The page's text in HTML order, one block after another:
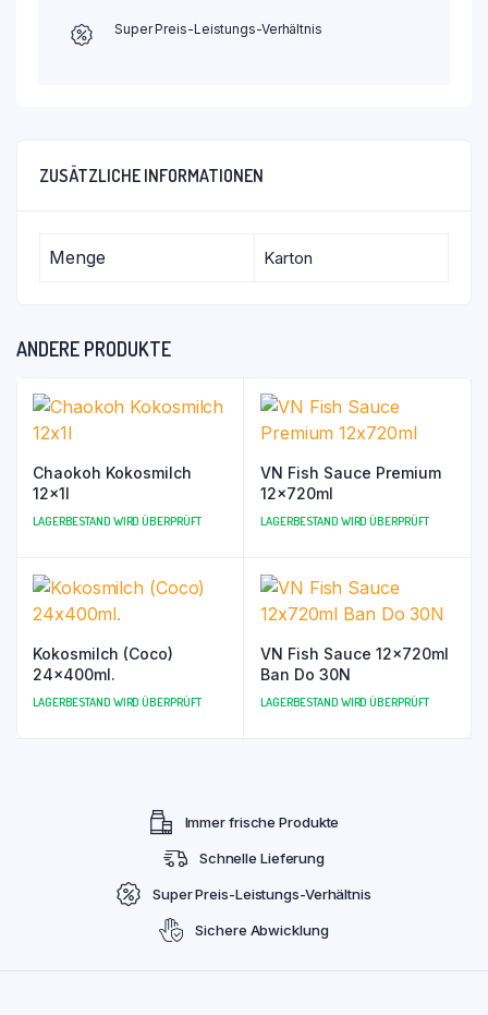
Super Preis-Leistungs-Verhältnis
ZUSÄTZLICHE INFORMATIONEN
Menge Karton
ANDERE PRODUKTE
Chaokoh Kokosmilch
12x1l
LAGERBESTAND WIRD ÜBERPRÜFT
VN Fish Sauce Premium
12x720ml
LAGERBESTAND WIRD ÜBERPRÜFT
Kokosmilch (Coco)
24x400ml.
LAGERBESTAND WIRD ÜBERPRÜFT
VN Fish Sauce 12x720ml
Ban Do 30N
LAGERBESTAND WIRD ÜBERPRÜFT
Immer frische Produkte
Schnelle Lieferung
Super Preis-Leistungs-Verhältnis
Sichere Abwicklung